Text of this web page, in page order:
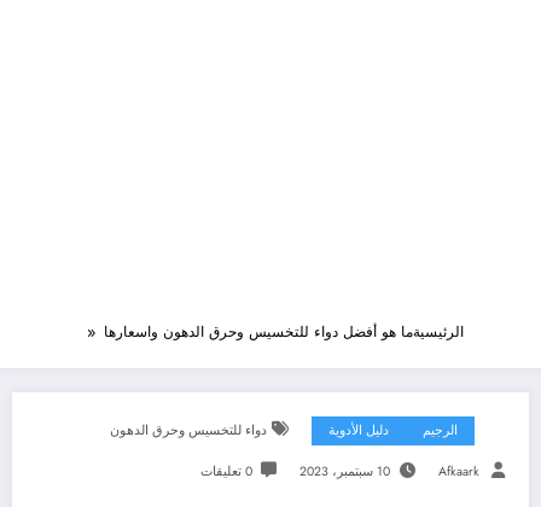
الرئيسيةما هو أفضل دواء للتخسيس وحرق الدهون واسعارها
الرجيم دليل الأدوية دواء للتخسيس وحرق الدهون
Afkaark 10 سبتمبر، 2023 0 تعليقات